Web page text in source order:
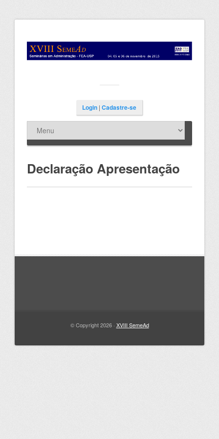
Login| Cadastre-se
Declaração Apresentação
© Copyright 2026 · XVIII SemeAd